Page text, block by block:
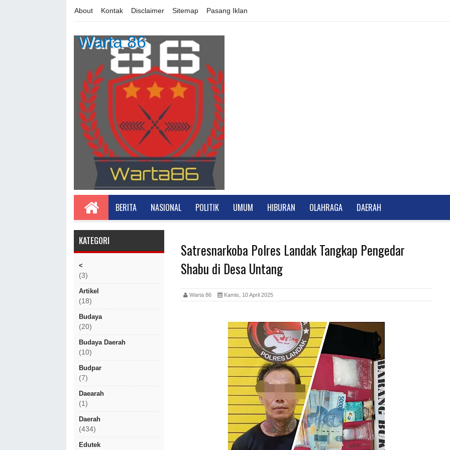
About Kontak Disclaimer Sitemap Pasang Iklan
Warta 86
BERITA NASIONAL POLITIK UMUM HIBURAN OLAHRAGA DAERAH
KATEGORI
<
(3)
Artikel
(18)
Budaya
(20)
Budaya Daerah
(10)
Budpar
(7)
Daearah
(1)
Daerah
(434)
Edutek
Satresnarkoba Polres Landak Tangkap Pengedar
Shabu di Desa Untang
Warta 86 Kamis, 10 April 2025